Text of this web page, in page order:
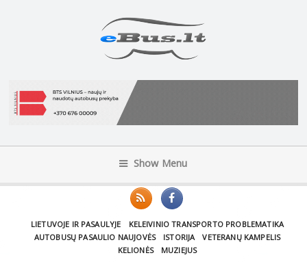
Show Menu
LIETUVOJE IR PASAULYJE
KELEIVINIO TRANSPORTO PROBLEMATIKA
AUTOBUSŲ PASAULIO NAUJOVĖS
ISTORIJA
VETERANŲ KAMPELIS
KELIONĖS
MUZIEJUS